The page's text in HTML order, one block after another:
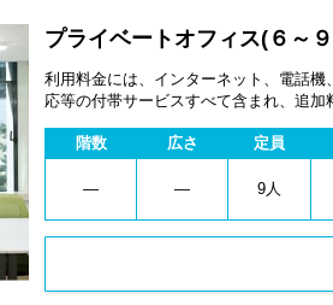
プライベートオフィス(６～９
利用料金には、インターネット、電話
応等の付帯サービスすべて含まれ、追加
階数
広さ 定員
― ― 9人